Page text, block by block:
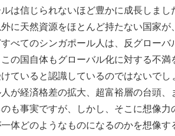
は信じられないほど豊かに成長しま
に天然資源をほとんど持たない国家
べてのシンガポール人は、反グロー
の国自体もグローバル化に対する不
ていると認識しているのではないで
が経済格差の拡大、超富裕層の台頭
も事実ですが、しかし、そこに想像
体どのようなものになるのかを想像